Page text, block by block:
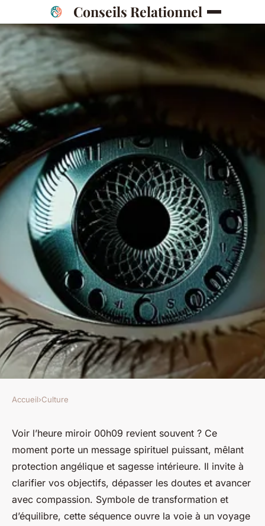
Conseils Relationnel
Heure miroir 00h09 :
signification et symbolisme à
connaître
Mathieu•23 juin 2025•3 min de lecture
Accueil›Culture
Voir l’heure miroir 00h09 revient souvent ? Ce
moment porte un message spirituel puissant, mêlant
protection angélique et sagesse intérieure. Il invite à
clarifier vos objectifs, dépasser les doutes et avancer
avec compassion. Symbole de transformation et
d’équilibre, cette séquence ouvre la voie à un voyage